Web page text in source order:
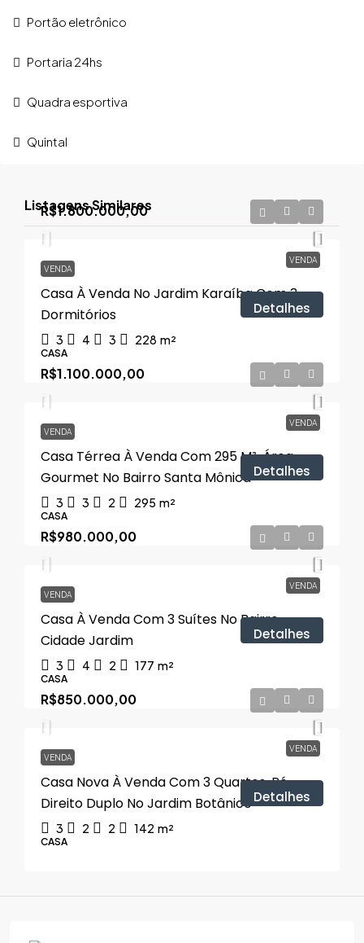
Portão eletrônico
Portaria 24hs
Quadra esportiva
Quintal
Listagens Similares
VENDA
R$1.800.000,00
VENDA
Casa À Venda No Jardim Karaíba Com 3
Dormitórios
3 4 3 228 m²
CASA
Detalhes
VENDA
R$1.100.000,00
VENDA
Casa Térrea À Venda Com 295 M², Área
Gourmet No Bairro Santa Mônica
3 3 2 295 m²
CASA
Detalhes
VENDA
R$980.000,00
VENDA
Casa À Venda Com 3 Suítes No Bairro
Cidade Jardim
3 4 2 177 m²
CASA
Detalhes
VENDA
R$850.000,00
VENDA
Casa Nova À Venda Com 3 Quartos, Pé-
Direito Duplo No Jardim Botânico
3 2 2 142 m²
CASA
Detalhes